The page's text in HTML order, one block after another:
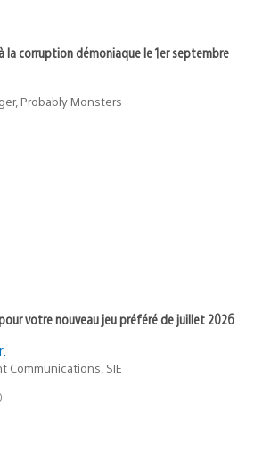
la corruption démoniaque le 1er septembre
Probably Monsters
votre nouveau jeu préféré de juillet 2026
Communications, SIE